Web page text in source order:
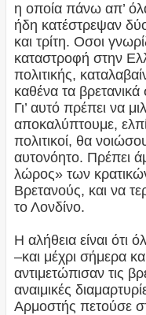
η οποία πάνω απ’ όλα
ήδη κατέστρεψαν
και τρίτη. Οσοι
καταστροφή στην
πολιτικής,
καθένα τα
Γι’ αυτό πρέπει να
αποκαλύπτουμε,
πολιτικοί, θα
αυτονόητο. Πρέπει
λώρος» των
Βρετανούς, και να
το Λονδίνο.
Η αλήθεια είναι ότι
–και μέχρι σήμερα
αντιμετώπισαν τις
αναιμικές
Αρμοστής πετούσε